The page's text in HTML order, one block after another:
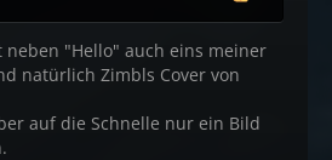
neben "Hello" auch eins meiner
natürlich Zimbls Cover von
auf die Schnelle nur ein Bild